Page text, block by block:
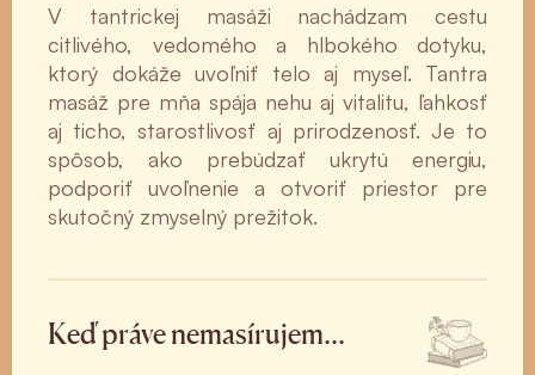
V tantrickej masáži nachádzam cestu
citlivého, vedomého a hlbokého dotyku,
ktorý dokáže uvoľniť telo aj myseľ. Tantra
masáž pre mňa spája nehu aj vitalitu, ľahkosť
aj ticho, starostlivosť aj prirodzenosť. Je to
spôsob, ako prebúdzať ukrytú energiu,
podporiť uvoľnenie a otvoriť priestor pre
skutočný zmyselný prežitok.
Keď práve nemasírujem…